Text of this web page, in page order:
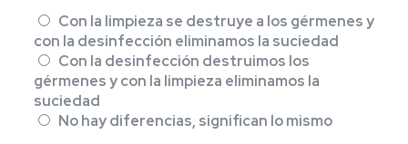
Con la limpieza se destruye a los gérmenes y
con la desinfección eliminamos la suciedad
Con la desinfección destruimos los
gérmenes y con la limpieza eliminamos la
suciedad
No hay diferencias, significan lo mismo